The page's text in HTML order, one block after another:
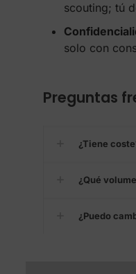
scouting; tú
solo con
Preguntas
¿Tiene
¿Qué
¿Puedo